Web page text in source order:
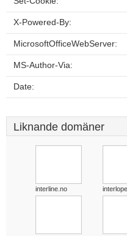
X-Powered-By:
MicrosoftOfficeWebServer:
MS-Author-Via:
Date:
Liknande domäner
interline.no